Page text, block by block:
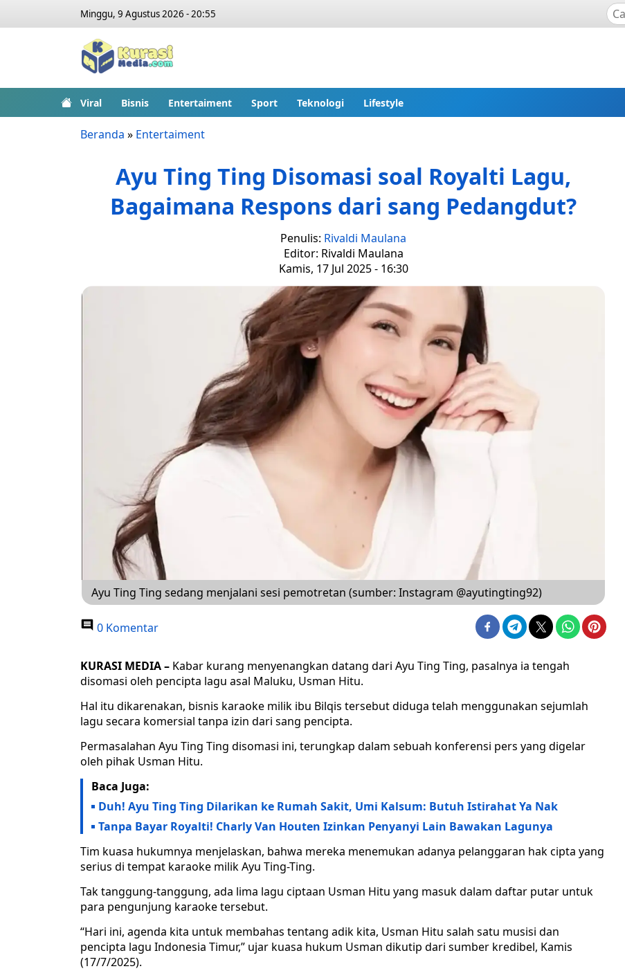
Minggu, 9 Agustus 2026 - 20:55
Viral Bisnis Entertaiment Sport Teknologi Lifestyle
Beranda » Entertaiment
Ayu Ting Ting Disomasi soal Royalti Lagu,
Bagaimana Respons dari sang Pedangdut?
Penulis: Rivaldi Maulana
Editor: Rivaldi Maulana
Kamis, 17 Jul 2025 - 16:30
Ayu Ting Ting sedang menjalani sesi pemotretan (sumber: Instagram @ayutingting92)
0 Komentar
KURASI MEDIA – Kabar kurang menyenangkan datang dari Ayu Ting Ting, pasalnya ia tengah
disomasi oleh pencipta lagu asal Maluku, Usman Hitu.
Hal itu dikarenakan, bisnis karaoke milik ibu Bilqis tersebut diduga telah menggunakan sejumlah
lagu secara komersial tanpa izin dari sang pencipta.
Permasalahan Ayu Ting Ting disomasi ini, terungkap dalam sebuah konferensi pers yang digelar
oleh pihak Usman Hitu.
Baca Juga:
Duh! Ayu Ting Ting Dilarikan ke Rumah Sakit, Umi Kalsum: Butuh Istirahat Ya Nak
Tanpa Bayar Royalti! Charly Van Houten Izinkan Penyanyi Lain Bawakan Lagunya
Tim kuasa hukumnya menjelaskan, bahwa mereka menemukan adanya pelanggaran hak cipta yang
serius di tempat karaoke milik Ayu Ting-Ting.
Tak tanggung-tanggung, ada lima lagu ciptaan Usman Hitu yang masuk dalam daftar putar untuk
para pengunjung karaoke tersebut.
“Hari ini, agenda kita untuk membahas tentang adik kita, Usman Hitu salah satu musisi dan
pencipta lagu Indonesia Timur,” ujar kuasa hukum Usman dikutip dari sumber kredibel, Kamis
(17/7/2025).